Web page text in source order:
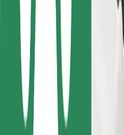
ตำแหน่ง
ทางแก้ปัญหาภายในเมื
สนามบิน
แท่นชาร์จของ Bolt
การสนับสนุน
สำหรับผู้โดยสาร